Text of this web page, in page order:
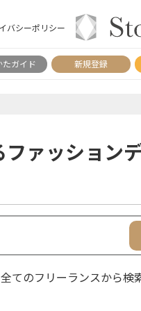
バシーポリシー
たガイド 新規登録
ァッション
全てのフリーランスから検